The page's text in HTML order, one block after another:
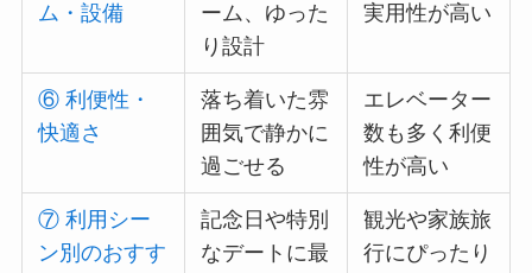
ム・設備
ーム、ゆった
り設計
実用性が高い
⑥ 利便性・
快適さ
落ち着いた雰
囲気で静かに
過ごせる
エレベーター
数も多く利便
性が高い
⑦ 利用シー
ン別のおすす
記念日や特別
なデートに最
観光や家族旅
行にぴったり